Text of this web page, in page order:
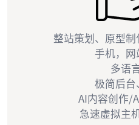
整站策划、原型
手机，网
多语
极简后
AI内容创作/
急速虚拟主